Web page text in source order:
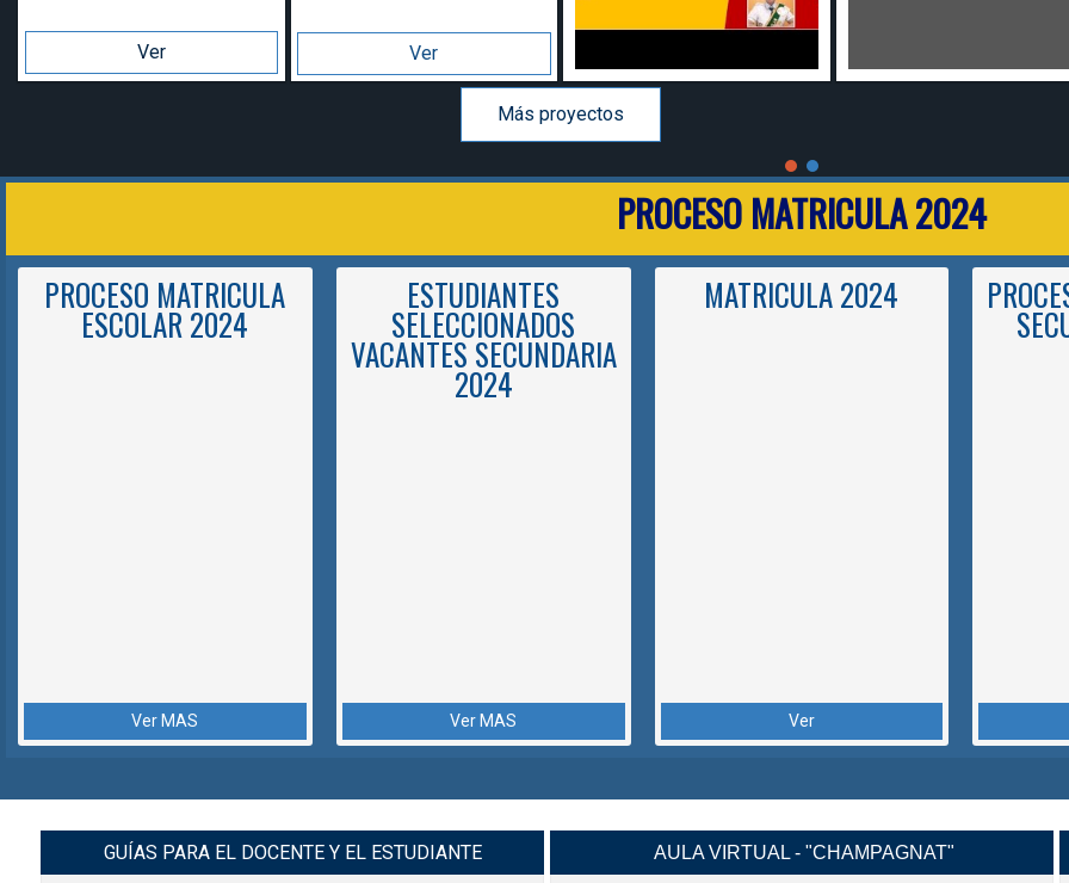
Ver Ver
Más proyectos
PROCESO MATRICULA 2024
PROCESO MATRICULA
ESCOLAR 2024
Ver MAS
ESTUDIANTES
SELECCIONADOS
VACANTES SECUNDARIA
2024
Ver MAS
MATRICULA 2024
Ver
GUÍAS PARA EL DOCENTE Y EL ESTUDIANTE AULA VIRTUAL - "CHAMPAGNAT"